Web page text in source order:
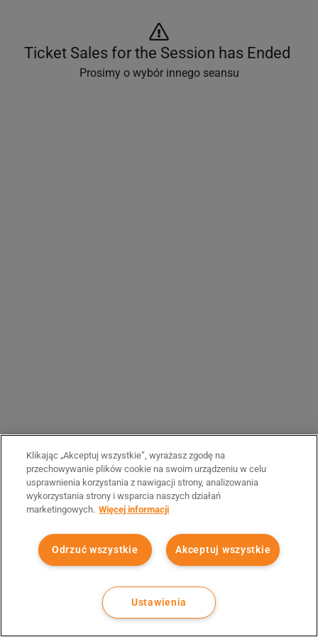
Ticket Sales for the Session has Ended
Prosimy o wybór innego seansu
Klikając „Akceptuj wszystkie”, wyrażasz zgodę na
przechowywanie plików cookie na swoim urządzeniu w celu
usprawnienia korzystania z nawigacji strony, analizowania
wykorzystania strony i wsparcia naszych działań
marketingowych. Więcej informacji
Akceptuj wszystkie
Odrzuć wszystkie
Ustawienia